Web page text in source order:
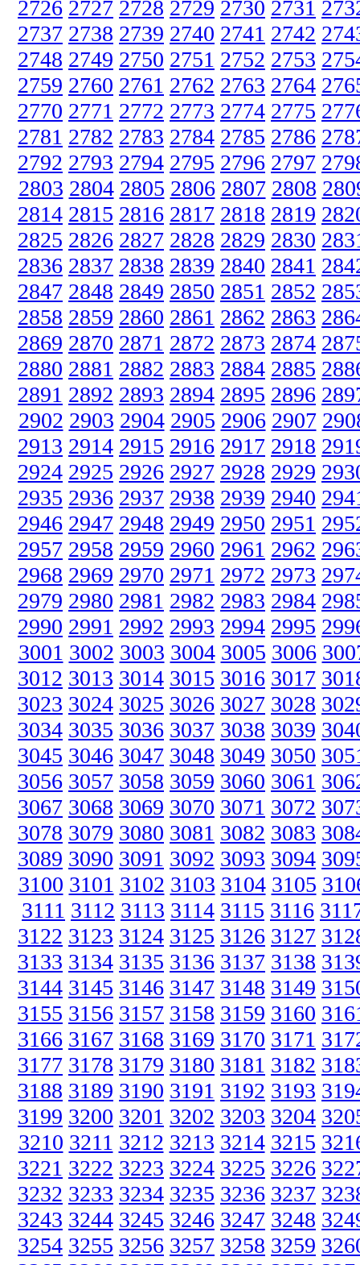
2726 2727 2728 2729 2730 2731
2737 2738 2739 2740 2741 2742
2748 2749 2750 2751 2752 2753
2759 2760 2761 2762 2763 2764
2770 2771 2772 2773 2774 2775
2781 2782 2783 2784 2785 2786
2792 2793 2794 2795 2796 2797
2803 2804 2805 2806 2807 2808
2814 2815 2816 2817 2818 2819
2825 2826 2827 2828 2829 2830
2836 2837 2838 2839 2840 2841
2847 2848 2849 2850 2851 2852
2858 2859 2860 2861 2862 2863
2869 2870 2871 2872 2873 2874
2880 2881 2882 2883 2884 2885
2891 2892 2893 2894 2895 2896
2902 2903 2904 2905 2906 2907
2913 2914 2915 2916 2917 2918
2924 2925 2926 2927 2928 2929
2935 2936 2937 2938 2939 2940
2946 2947 2948 2949 2950 2951
2957 2958 2959 2960 2961 2962
2968 2969 2970 2971 2972 2973
2979 2980 2981 2982 2983 2984
2990 2991 2992 2993 2994 2995
3001 3002 3003 3004 3005 3006
3012 3013 3014 3015 3016 3017
3023 3024 3025 3026 3027 3028
3034 3035 3036 3037 3038 3039
3045 3046 3047 3048 3049 3050
3056 3057 3058 3059 3060 3061
3067 3068 3069 3070 3071 3072
3078 3079 3080 3081 3082 3083
3089 3090 3091 3092 3093 3094
3100 3101 3102 3103 3104 3105
3111 3112 3113 3114 3115 3116
3122 3123 3124 3125 3126 3127
3133 3134 3135 3136 3137 3138
3144 3145 3146 3147 3148 3149
3155 3156 3157 3158 3159 3160
3166 3167 3168 3169 3170 3171
3177 3178 3179 3180 3181 3182
3188 3189 3190 3191 3192 3193
3199 3200 3201 3202 3203 3204
3210 3211 3212 3213 3214 3215
3221 3222 3223 3224 3225 3226
3232 3233 3234 3235 3236 3237
3243 3244 3245 3246 3247 3248
3254 3255 3256 3257 3258 3259